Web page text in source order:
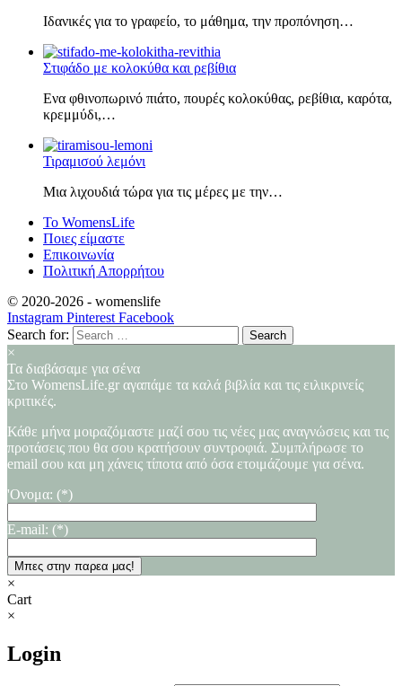
Ιδανικές για το γραφείο, το μάθημα, την προπόνηση…
Στιφάδο με κολοκύθα και ρεβίθια
Ενα φθινοπωρινό πιάτο, πουρές κολοκύθας, ρεβίθια, καρότα,
κρεμμύδι,…
Τιραμισού λεμόνι
Μια λιχουδιά τώρα για τις μέρες με την…
Το WomensLife
Ποιες είμαστε
Επικοινωνία
Πολιτική Απορρήτου
© 2020-2026 - womenslife
Instagram PinterestFacebook
Search for:
×
Τα διαβάσαμε για σένα
Στο WomensLife.gr αγαπάμε τα καλά βιβλία και τις ειλικρινείς
κριτικές.
Κάθε μήνα μοιραζόμαστε μαζί σου τις νέες μας αναγνώσεις και τις
προτάσεις που θα σου κρατήσουν συντροφιά. Συμπλήρωσε το
email σου και μη χάνεις τίποτα από όσα ετοιμάζουμε για σένα.
'Ονομα: (*)
E-mail: (*)
×
Cart
×
Login